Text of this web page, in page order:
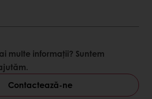
multe informații? Suntem
Contactează-ne